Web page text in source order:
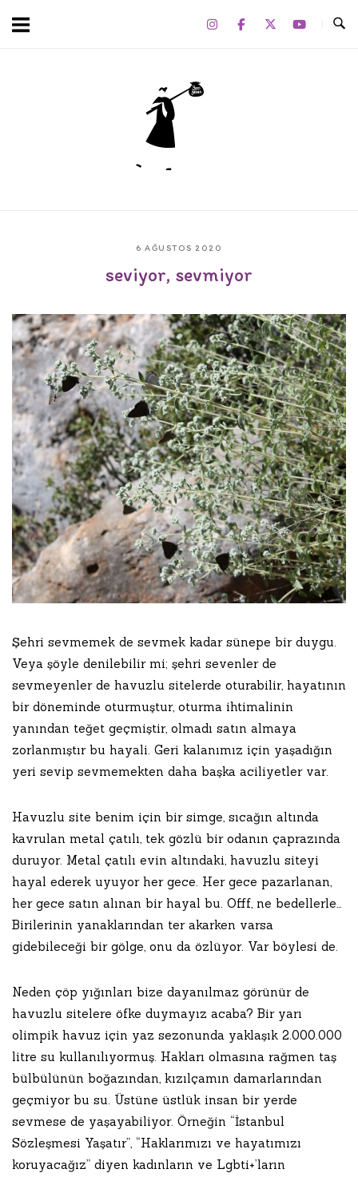
Home
6 AĞUSTOS 2020
seviyor, sevmiyor
Şehri sevmemek de sevmek kadar sünepe bir duygu.
Veya şöyle denilebilir mi; şehri sevenler de
sevmeyenler de havuzlu sitelerde oturabilir, hayatının
bir döneminde oturmuştur, oturma ihtimalinin
yanından teğet geçmiştir, olmadı satın almaya
zorlanmıştır bu hayali. Geri kalanımız için yaşadığın
yeri sevip sevmemekten daha başka aciliyetler var.
Havuzlu site benim için bir simge, sıcağın altında
kavrulan metal çatılı, tek gözlü bir odanın çaprazında
duruyor. Metal çatılı evin altındaki, havuzlu siteyi
hayal ederek uyuyor her gece. Her gece pazarlanan,
her gece satın alınan bir hayal bu. Offf, ne bedellerle…
Birilerinin yanaklarından ter akarken varsa
gidebileceği bir gölge, onu da özlüyor. Var böylesi de.
Neden çöp yığınları bize dayanılmaz görünür de
havuzlu sitelere öfke duymayız acaba? Bir yarı
olimpik havuz için yaz sezonunda yaklaşık 2.000.000
litre su kullanılıyormuş. Hakları olmasına rağmen taş
bülbülünün boğazından, kızılçamın damarlarından
geçmiyor bu su. Üstüne üstlük insan bir yerde
sevmese de yaşayabiliyor. Örneğin “İstanbul
Sözleşmesi Yaşatır”, “Haklarımızı ve hayatımızı
koruyacağız” diyen kadınların ve Lgbti+’ların